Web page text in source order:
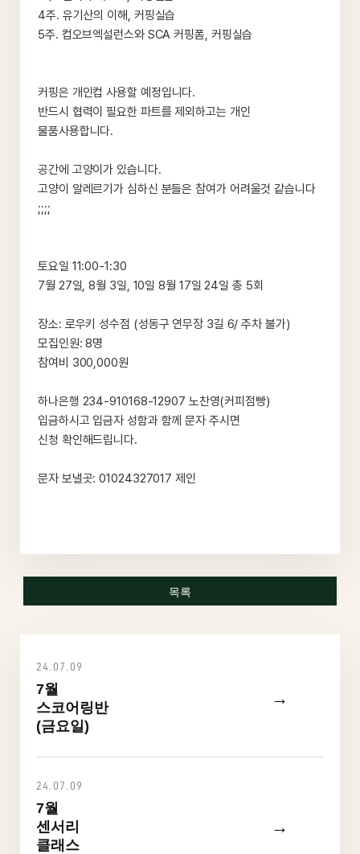
4주. 유기산의 이해, 커핑실습
5주. 컵오브엑설런스와 SCA 커핑폼, 커핑실습
커핑은 개인컵 사용할 예정입니다.
반드시 협력이 필요한 파트를 제외하고는 개인
물품사용합니다.
공간에 고양이가 있습니다.
고양이 알레르기가 심하신 분들은 참여가 어려울것 같습니다
;;;;
토요일 11:00-1:30
7월 27일, 8월 3일, 10일 8월 17일 24일 총 5회
장소: 로우키 성수점 (성동구 연무장 3길 6/ 주차 불가)
모집인원: 8명
참여비 300,000원
하나은행 234-910168-12907 노찬영(커피점빵)
입금하시고 입금자 성함과 함께 문자 주시면
신청 확인해드립니다.
문자 보낼곳: 01024327017 제인
목록
24.07.09
7월
스코어링반
(금요일)
→
24.07.09
7월
센서리
클래스
→